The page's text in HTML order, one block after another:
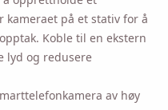
kameraet på et stativ for å
Koble til en ekstern
lyd og redusere
av høy